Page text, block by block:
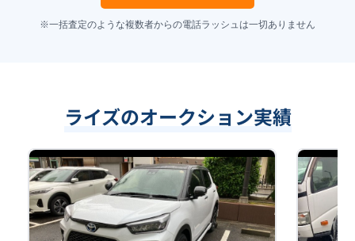
※一括査定のような複数者からの電話ラッシュは一切ありません
ライズのオークション実績